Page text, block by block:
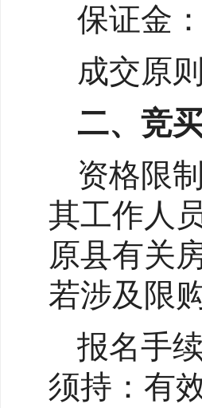
保证金
成交原
二、竞
资格限
其工作人
原县有关
若涉及限
报名手
须持：有